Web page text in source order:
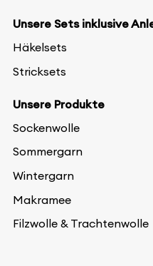
Unsere Sets inklusive
Häkelsets
Stricksets
Unsere Produkte
Sockenwolle
Sommergarn
Wintergarn
Makramee
Filzwolle & Trachtenwolle